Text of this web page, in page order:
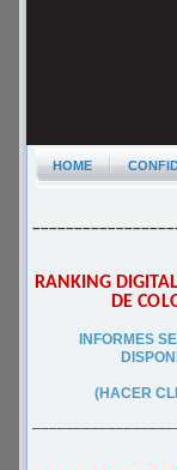
HOME
RANKING
DE
INFORMES
(HACER